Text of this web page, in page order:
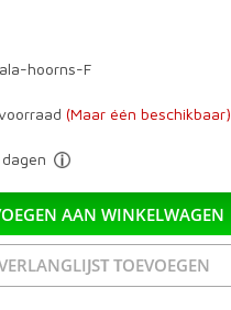
hoorns-F
(Maar één beschikbaar)
AAN WINKELWAGEN
TOEVOEGEN